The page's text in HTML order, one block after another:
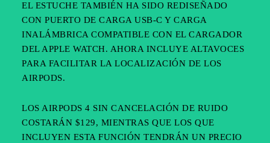
EL ESTUCHE TAMBIÉN HA SIDO REDISEÑADO
CON PUERTO DE CARGA USB-C Y CARGA
INALÁMBRICA COMPATIBLE CON EL CARGADOR
DEL APPLE WATCH. AHORA INCLUYE ALTAVOCES
PARA FACILITAR LA LOCALIZACIÓN DE LOS
AIRPODS.
LOS AIRPODS 4 SIN CANCELACIÓN DE RUIDO
COSTARÁN $129, MIENTRAS QUE LOS QUE
INCLUYEN ESTA FUNCIÓN TENDRÁN UN PRECIO